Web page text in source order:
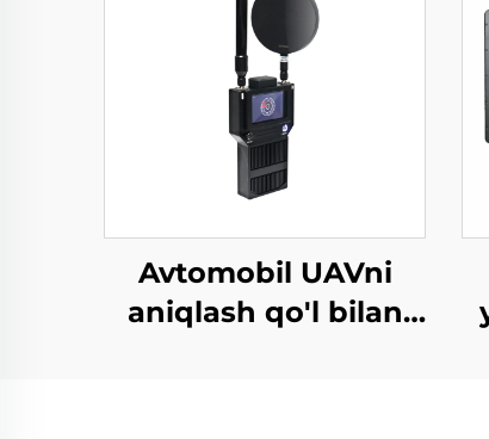
Avtomobil UAVni
aniqlash qo'l bilan